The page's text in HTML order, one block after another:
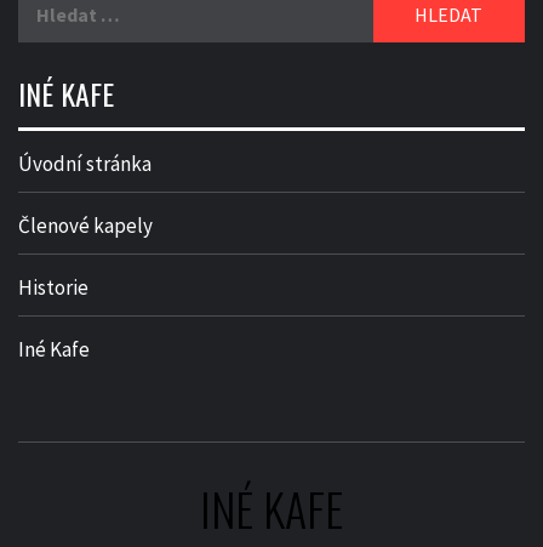
INÉ KAFE
Úvodní stránka
Členové kapely
Historie
Iné Kafe
INÉ KAFE